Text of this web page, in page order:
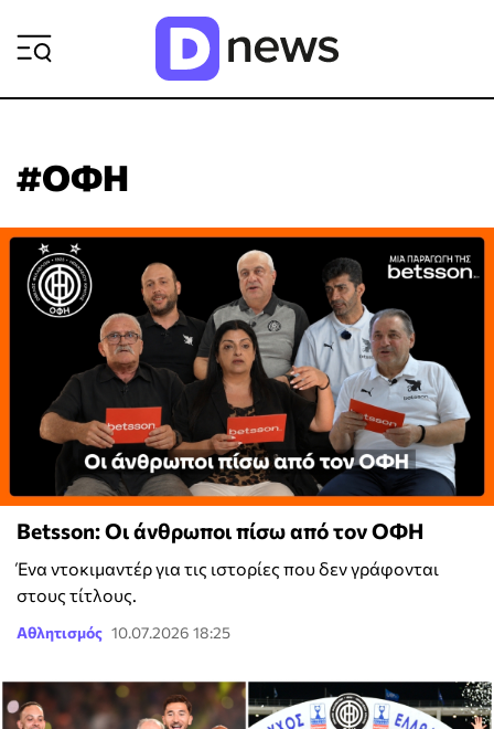
#ΟΦΗ
Betsson: Οι άνθρωποι πίσω από τον ΟΦΗ
Ένα ντοκιμαντέρ για τις ιστορίες που δεν γράφονται
στους τίτλους.
Αθλητισμός 10.07.2026 18:25